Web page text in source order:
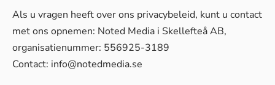
Als u vragen heeft over ons privacybeleid, kunt u contact
met ons opnemen: Noted Media i Skellefteå AB,
organisatienummer: 556925-3189
Contact: info@notedmedia.se